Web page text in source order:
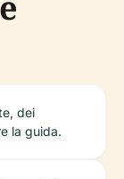
dei
la guida.